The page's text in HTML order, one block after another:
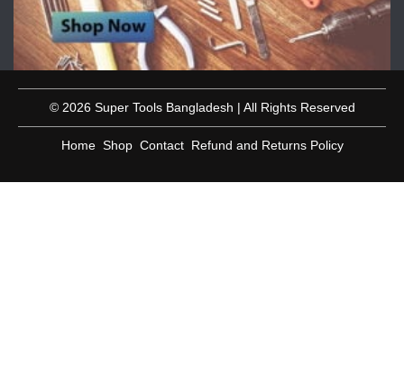
© 2026 Super Tools Bangladesh | All Rights Reserved
Home Shop Contact Refund and Returns Policy